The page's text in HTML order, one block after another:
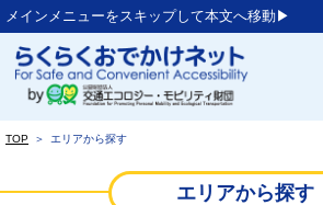
メインメニューをスキップして本文へ移動▶︎
TOP ＞ エリアから探す
エリアから探す